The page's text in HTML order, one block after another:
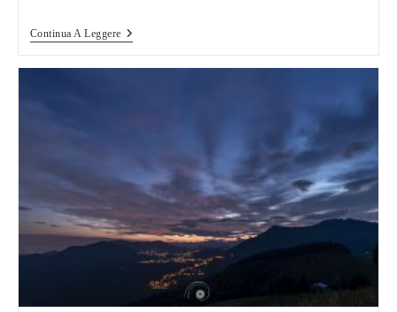
Continua A LeggereStill